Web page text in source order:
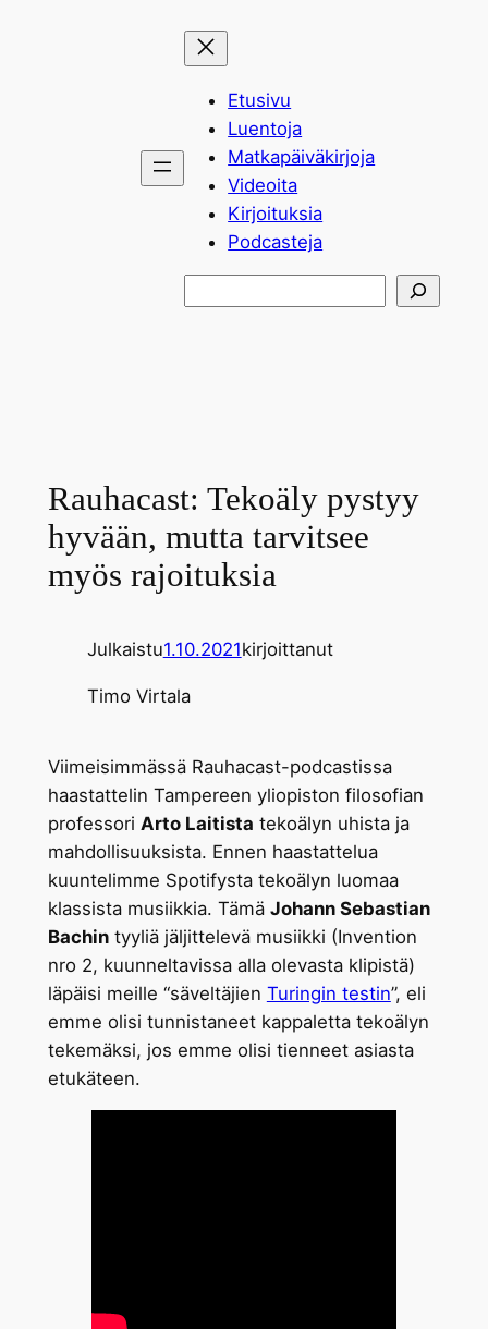
Etusivu
Luentoja
Matkapäiväkirjoja
Videoita
Kirjoituksia
Podcasteja
Rauhacast: Tekoäly pystyy
hyvään, mutta tarvitsee
myös rajoituksia
Julkaistu1.10.2021kirjoittanut
Timo Virtala
Viimeisimmässä Rauhacast-podcastissa
haastattelin Tampereen yliopiston filosofian
professori Arto Laitista tekoälyn uhista ja
mahdollisuuksista. Ennen haastattelua
kuuntelimme Spotifysta tekoälyn luomaa
klassista musiikkia. Tämä Johann Sebastian
Bachintyyliä jäljittelevä musiikki (Invention
nro 2, kuunneltavissa alla olevasta klipistä)
läpäisi meille “säveltäjien Turingin testin”, eli
emme olisi tunnistaneet kappaletta tekoälyn
tekemäksi, jos emme olisi tienneet asiasta
etukäteen.